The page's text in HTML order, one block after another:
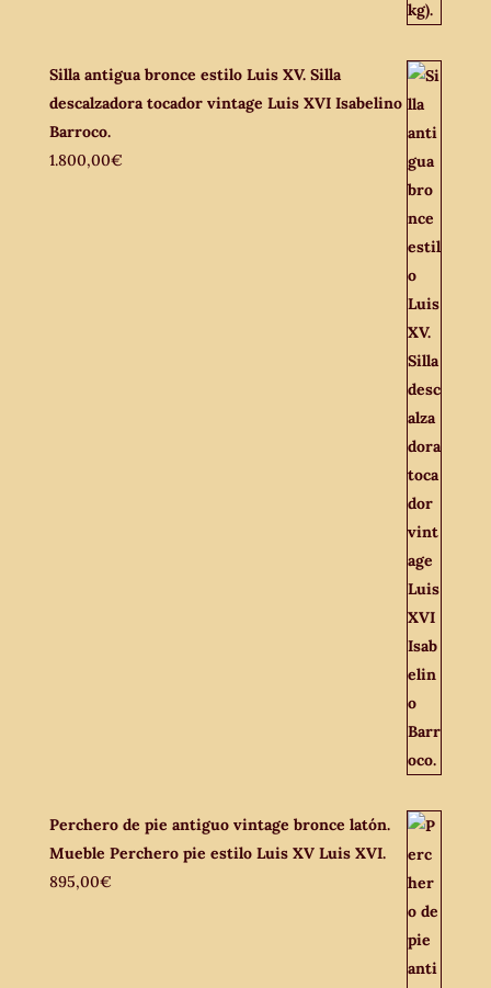
Silla antigua bronce estilo Luis XV. Silla
descalzadora tocador vintage Luis XVI Isabelino
Barroco.
1.800,00€
Perchero de pie antiguo vintage bronce latón.
Mueble Perchero pie estilo Luis XV Luis XVI.
895,00€